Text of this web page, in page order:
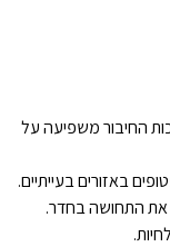
החיבור משפיעה על
באזורים בעייתיים.
את התחושה בחדר.